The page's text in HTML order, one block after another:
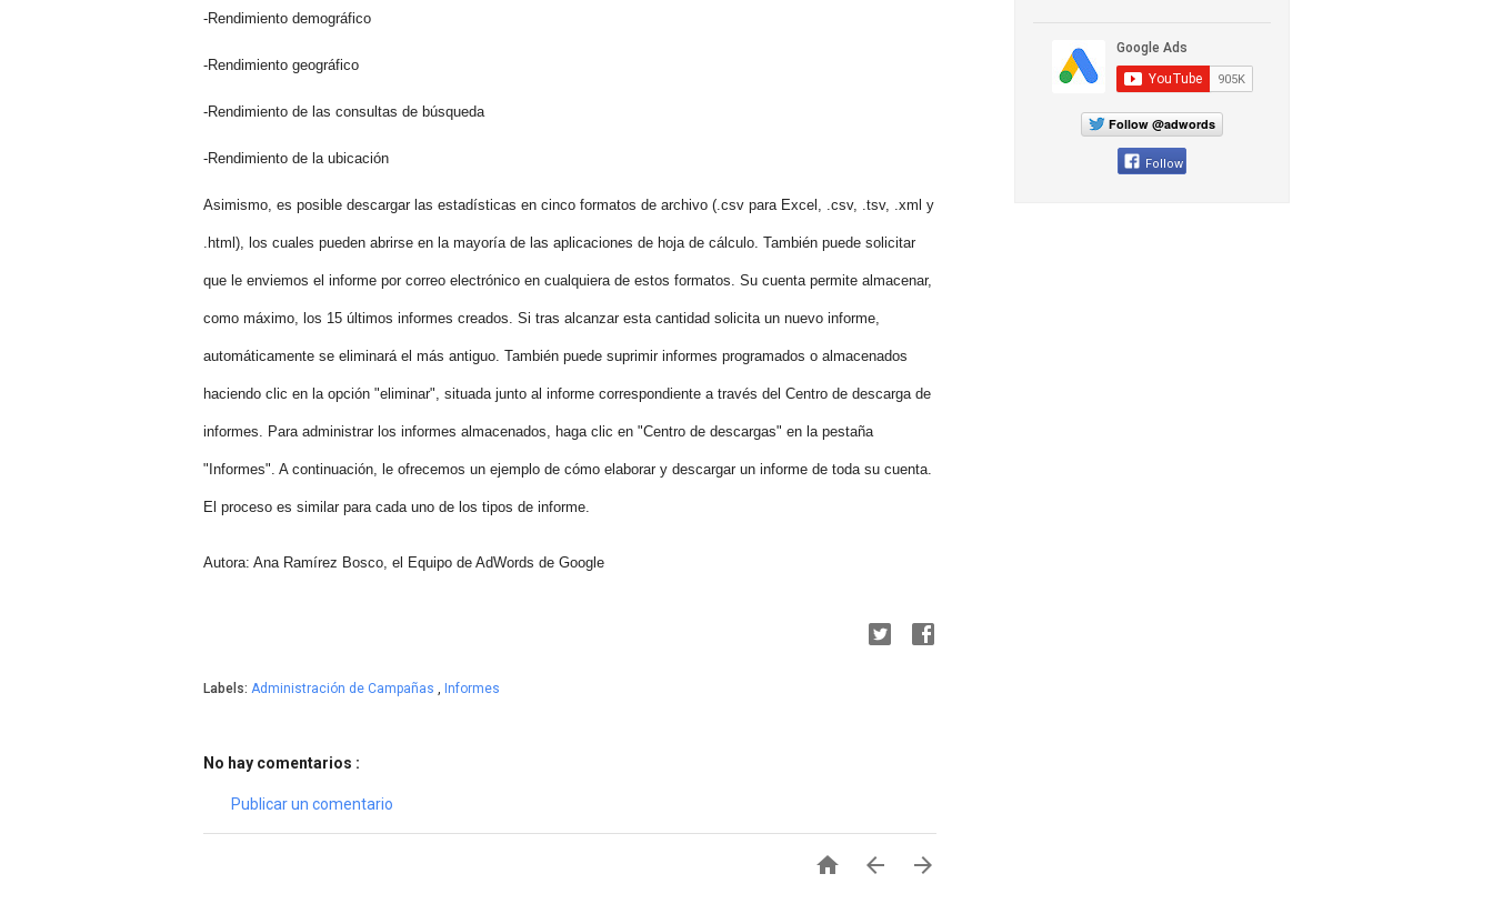
-Rendimiento demográfico
-Rendimiento geográfico
-Rendimiento de las consultas de búsqueda
-Rendimiento de la ubicación
Asimismo, es posible descargar las estadísticas en cinco formatos de archivo (.csv para Excel, .csv, .tsv, .xml y
.html), los cuales pueden abrirse en la mayoría de las aplicaciones de hoja de cálculo. También puede solicitar
que le enviemos el informe por correo electrónico en cualquiera de estos formatos. Su cuenta permite almacenar,
como máximo, los 15 últimos informes creados. Si tras alcanzar esta cantidad solicita un nuevo informe,
automáticamente se eliminará el más antiguo. También puede suprimir informes programados o almacenados
haciendo clic en la opción "eliminar", situada junto al informe correspondiente a través del Centro de descarga de
informes. Para administrar los informes almacenados, haga clic en "Centro de descargas" en la pestaña
"Informes". A continuación, le ofrecemos un ejemplo de cómo elaborar y descargar un informe de toda su cuenta.
El proceso es similar para cada uno de los tipos de informe.
Autora: Ana Ramírez Bosco, el Equipo de AdWords de Google
Labels: Administración de Campañas , Informes
No hay comentarios :
Publicar un comentario
  
Follow @adwords
Follow